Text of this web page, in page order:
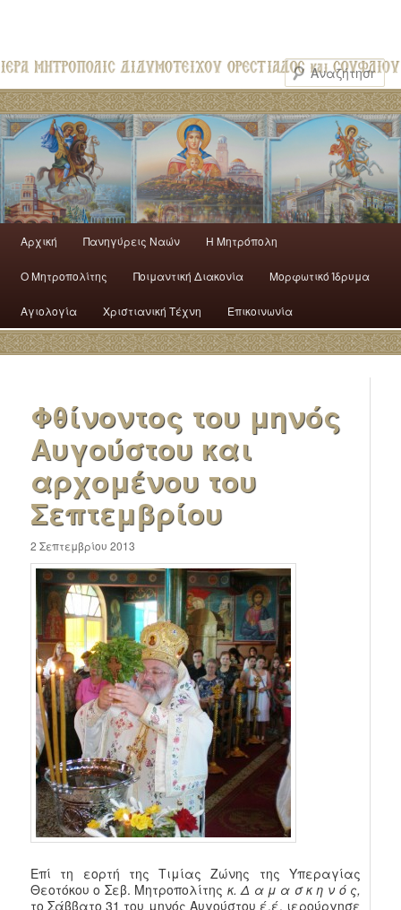
Αρχική Πανηγύρεις Ναών H Mητρόπολη
Ο Mητροπολίτης Ποιμαντική Διακονία Μορφωτικό Ίδρυμα
Αγιολογία Χριστιανική Τέχνη Επικοινωνία
Φθίνοντος του μηνός
Αυγούστου και
αρχομένου του
Σεπτεμβρίου
2 Σεπτεμβρίου 2013
Επί τη εορτή της Τιμίας Ζώνης της Υπεραγίας
Θεοτόκου ο Σεβ. Μητροπολίτης κ. Δ α μ α σ κ η ν ό ς,
το Σάββατο 31 του μηνός Αυγούστου έ.έ, ιερούργησε